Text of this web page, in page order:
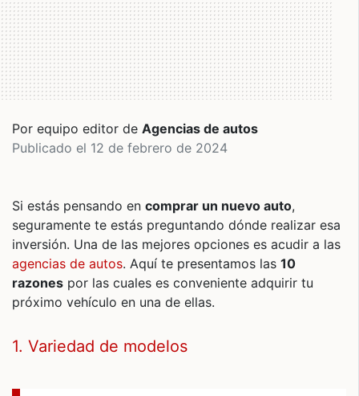
Por equipo editor de Agencias de autos
Publicado el 12 de febrero de 2024
Si estás pensando en comprar un nuevo auto,
seguramente te estás preguntando dónde realizar esa
inversión. Una de las mejores opciones es acudir a las
agencias de autos. Aquí te presentamos las 10
razones por las cuales es conveniente adquirir tu
próximo vehículo en una de ellas.
1. Variedad de modelos